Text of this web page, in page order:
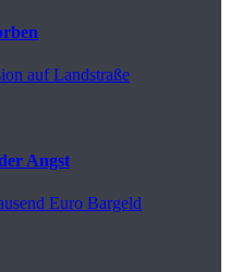
auf Landstraße
Angst
Euro Bargeld